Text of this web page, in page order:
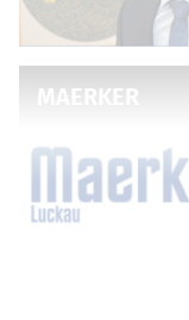
MAERKER